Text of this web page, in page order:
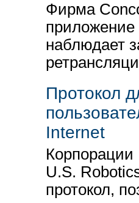
Фирма
приложение
наблюдает
Протокол
Internet
U.S.
протокол,